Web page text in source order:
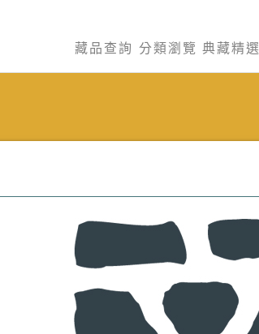
藏品查詢 分類瀏覽 典藏精選